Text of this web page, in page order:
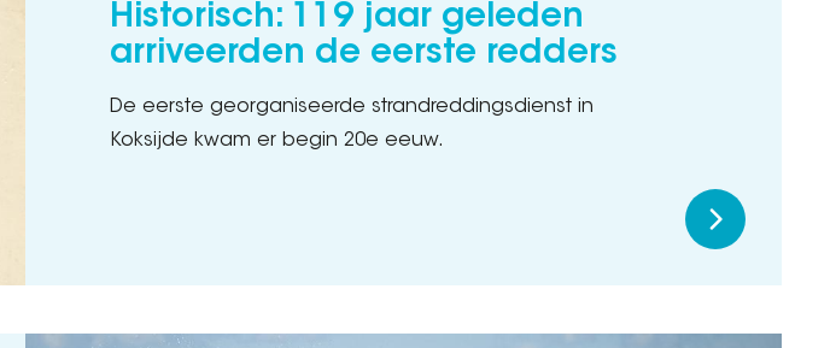
Historisch: 119 jaar geleden
arriveerden de eerste redders
De eerste georganiseerde strandreddingsdienst in
Koksijde kwam er begin 20e eeuw.